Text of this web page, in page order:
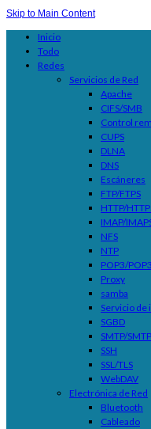
Skip to Main Content
Inicio
Todo
Redes
Servicios de Red
Apache
CIFS/SMB
Control
CUPS
DLNA
DNS
Escáneres
FTP/FTPS
HTTP/
IMAP/
NFS
NTP
POP3/
Proxy
samba
Servicio de
SGBD
SMTP/
SSH
SSL/TLS
WebDAV
Electrónica de Red
Bluetooth
Cableado